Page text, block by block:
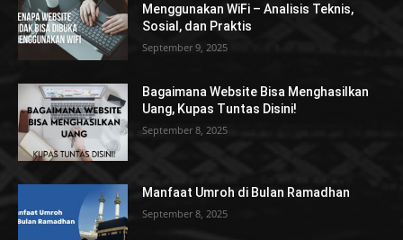
Menggunakan WiFi – Analisis Teknis,
Sosial, dan Praktis
September 9, 2025
Bagaimana Website Bisa Menghasilkan
Uang, Kupas Tuntas Disini!
September 8, 2025
Manfaat Umroh di Bulan Ramadhan
September 8, 2025